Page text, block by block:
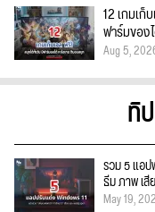
12 เกมเ
ฟาร์มขอ
Aug 5,
ทิ
รวม 5 แอป
ธีม ภาพ เ
May 19,